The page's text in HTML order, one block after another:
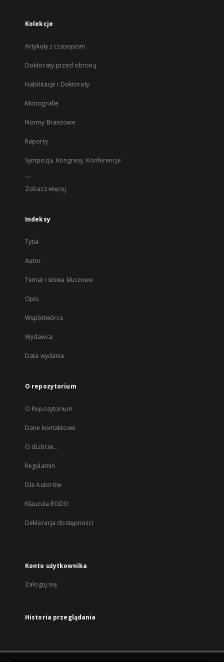
Kolekcje
Artykuły z czasopism
Doktoraty przed obroną
Habilitacje i Doktoraty
Monografie
Normy Branżowe
Raporty
Sympozja, Kongresy, Konferencje
...
Zobacz więcej
Indeksy
Tytuł
Autor
Temat i słowa kluczowe
Opis
Współtwórca
Wydawca
Data wydania
O repozytorium
O Repozytorium
Dane kontaktowe
O dLibrze...
Regulamin
Dla Autorów
Klauzula RODO
Deklaracja dostępności
Konto użytkownika
Zaloguj się
Historia przeglądania